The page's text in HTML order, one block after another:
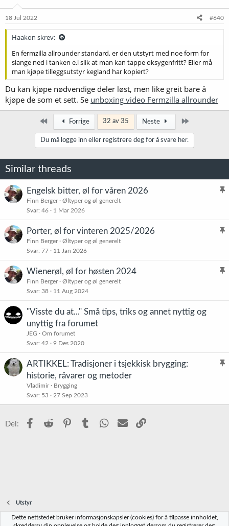
18 Jul 2022 #640
Haakon skrev:
En fermzilla allrounder standard, er den utstyrt med noe form for
slange ned i tanken e.l slik at man kan tappe oksygenfritt? Eller må
man kjøpe tilleggsutstyr kegland har kopiert?
Du kan kjøpe nødvendige deler løst, men like greit bare å
kjøpe de som et sett. Se unboxing video Fermzilla allrounder
Først Forrige 32 av 35 Neste
Du må logge inn eller registrere deg for å svare her.
Similar threads
K
t
Engelsk bitter, øl for våren 2026
Finn Berger
Øltyper og øl generelt
Svar 46 1 Mar 2026
K
t
Porter, øl for vinteren 2025/2026
Finn Berger
Øltyper og øl generelt
Svar 77 11 Jan 2026
K
Wienerøl, øl for høsten 2024
Finn Berger
Øltyper og øl generelt
Svar 38 11 Aug 2024
"Visste du at..." Små tips, triks og annet nyttig og
unyttig fra forumet
JEG
Om forumet
Svar 42 9 Des 2020
K
t
ARTIKKEL: Tradisjoner i tsjekkisk brygging:
historie, råvarer og metoder
Vladimir
Brygging
Svar 53 27 Sep 2023
Del: Facebook
Reddit PinterestTumblr WhatsApp
E-post
Utstyr
Dette nettstedet bruker informasjonskapsler (cookies) for å tilpasse innholdet,